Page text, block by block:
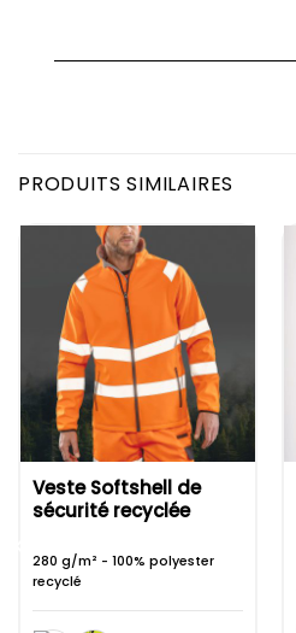
PRODUITS SIMILAIRES
Veste Softshell de
sécurité recyclée
280 g/m² - 100% polyester
recyclé